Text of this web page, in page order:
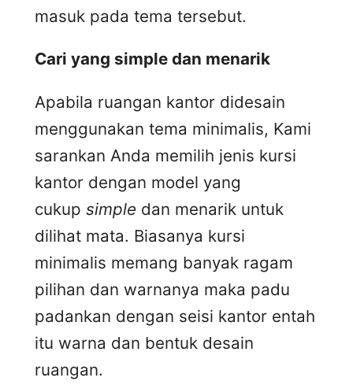
masuk pada tema tersebut.
Cari yang simple dan menarik
Apabila ruangan kantor didesain
menggunakan tema minimalis, Kami
sarankan Anda memilih jenis kursi
kantor dengan model yang
cukup simple dan menarik untuk
dilihat mata. Biasanya kursi
minimalis memang banyak ragam
pilihan dan warnanya maka padu
padankan dengan seisi kantor entah
itu warna dan bentuk desain
ruangan.